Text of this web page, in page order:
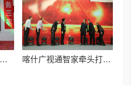
孝暖桑梓 爱润心田I喀什世平农业集团为优秀员工父母发放月度养老金 喀什广视通智家牵头打造 60 天​“暖冬迎新 乐享喀什”家电家居消费品焕新盛宴